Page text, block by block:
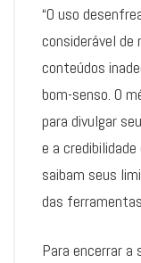
“O uso
considerável
conteúdos
bom-senso. O
para divulgar
e a
saibam seus
das
Para encerrar